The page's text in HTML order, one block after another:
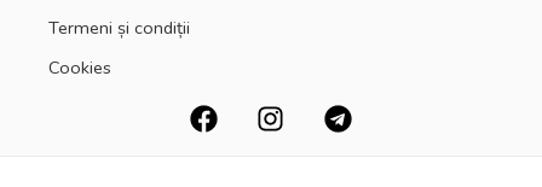
Termeni și condiții
Cookies